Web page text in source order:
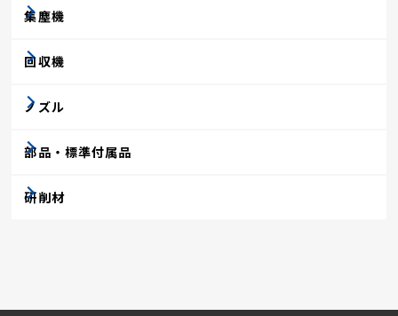
集塵機
回収機
ノズル
部品・標準付属品
研削材